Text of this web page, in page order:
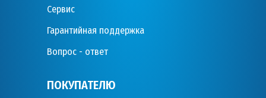
Сервис
Гарантийная поддержка
Вопрос - ответ
ПОКУПАТЕЛЮ